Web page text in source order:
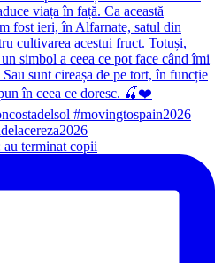
au terminat copii